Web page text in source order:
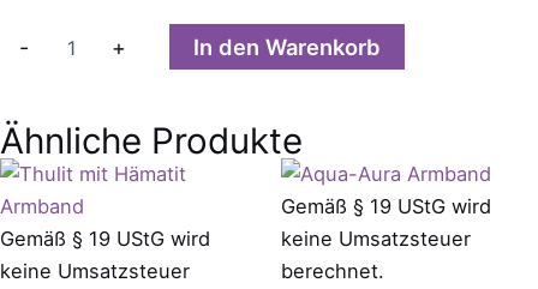
-
Armband
Menge
+ In den Warenkorb
Ähnliche Produkte
Gemäß § 19 UStG wird
keine Umsatzsteuer
Gemäß § 19 UStG wird
keine Umsatzsteuer
berechnet.